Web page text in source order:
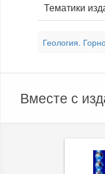
Тематики
Геология.
Вместе с